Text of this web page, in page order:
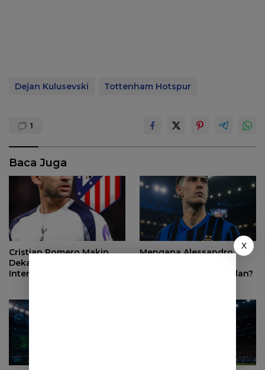
Dejan Kulusevski Tottenham Hotspur
1
Baca Juga
Cristian Romero Makin
Dekat ke Atletico Madrid,
Inter Milan Mundur dari
Mengapa Alessandro
Pemain Kunci Inter Milan?
X